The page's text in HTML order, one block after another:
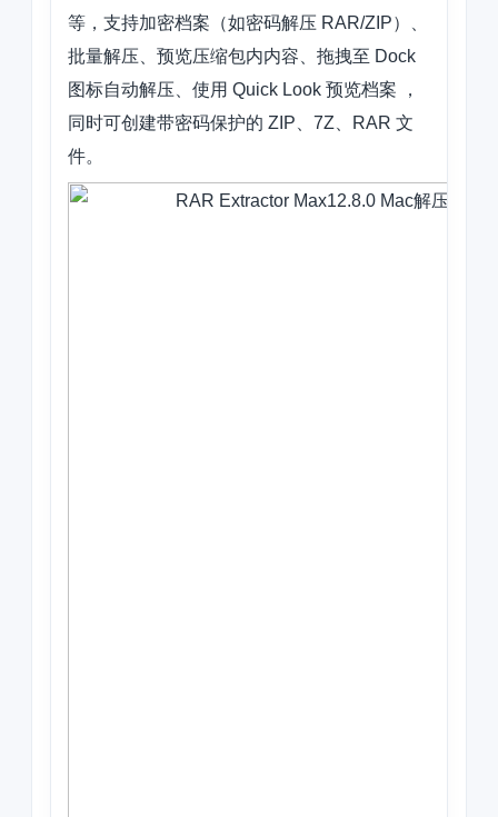
等，支持加密档案（如密码解压 RAR/ZIP）、
批量解压、预览压缩包内内容、拖拽至 Dock
图标自动解压、使用 Quick Look 预览档案 ，
同时可创建带密码保护的 ZIP、7Z、RAR 文
件。